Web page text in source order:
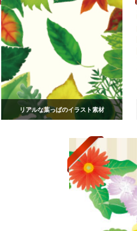
リアルな葉っぱのイラスト素材